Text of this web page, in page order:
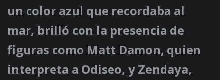
un color azul que recordaba al
mar, brilló con la presencia de
figuras como Matt Damon, quien
interpreta a Odiseo, y Zendaya,